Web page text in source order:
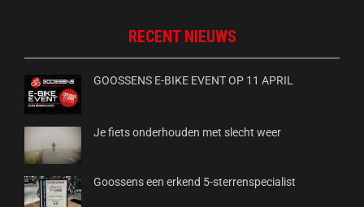
RECENT NIEUWS
GOOSSENS E-BIKE EVENT OP 11 APRIL
Je fiets onderhouden met slecht weer
Goossens een erkend 5-sterrenspecialist